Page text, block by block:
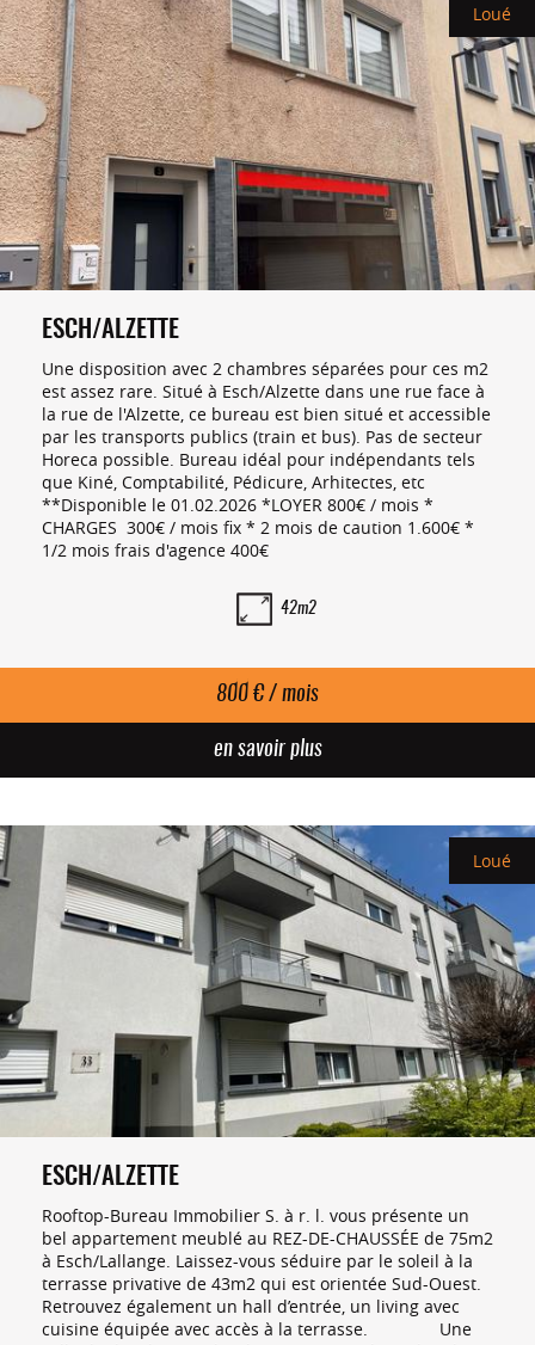
Loué
ESCH/ALZETTE
Une disposition avec 2 chambres séparées pour ces m2
est assez rare. Situé à Esch/Alzette dans une rue face à
la rue de l'Alzette, ce bureau est bien situé et accessible
par les transports publics (train et bus). Pas de secteur
Horeca possible. Bureau idéal pour indépendants tels
que Kiné, Comptabilité, Pédicure, Arhitectes, etc
**Disponible le 01.02.2026 *LOYER 800€ / mois *
CHARGES 300€ / mois fix * 2 mois de caution 1.600€ *
1/2 mois frais d'agence 400€
42m2
800 € / mois
en savoir plus
Loué
ESCH/ALZETTE
Rooftop-Bureau Immobilier S. à r. l. vous présente un
bel appartement meublé au REZ-DE-CHAUSSÉE de 75m2
à Esch/Lallange. Laissez-vous séduire par le soleil à la
terrasse privative de 43m2 qui est orientée Sud-Ouest.
Retrouvez également un hall d’entrée, un living avec
cuisine équipée avec accès à la terrasse. Une